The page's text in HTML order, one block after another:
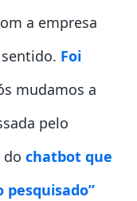
a empresa
Foi
mudamos a
pelo
do chatbot que